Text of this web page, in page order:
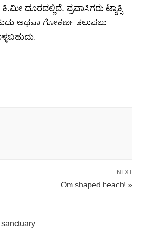
ದೂರದಲ್ಲಿದೆ. ಪ್ರವಾಸಿಗರು ಟ್ಯಾಕ್ಸಿ
ಅಥವಾ ಗೋಕರ್ಣ ತಲುಪಲು
NEXT
Om shaped beach! »